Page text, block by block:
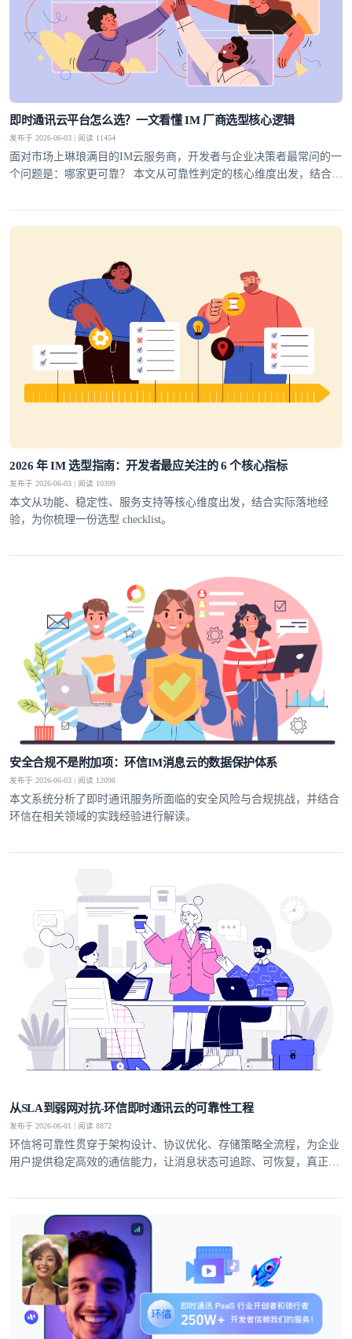
即时通讯云平台怎么选？一文看懂 IM 厂商选型核心逻辑
发布于 2026-06-03 | 阅读 11454
面对市场上琳琅满目的IM云服务商，开发者与企业决策者最常问的一
个问题是：哪家更可靠？ 本文从可靠性判定的核心维度出发，结合行
2026 年 IM 选型指南：开发者最应关注的 6 个核心指标
发布于 2026-06-03 | 阅读 10399
本文从功能、稳定性、服务支持等核心维度出发，结合实际落地经
验，为你梳理一份选型 checklist。
安全合规不是附加项：环信IM消息云的数据保护体系
发布于 2026-06-03 | 阅读 12098
本文系统分析了即时通讯服务所面临的安全风险与合规挑战，并结合
环信在相关领域的实践经验进行解读。
从SLA到弱网对抗-环信即时通讯云的可靠性工程
发布于 2026-06-01 | 阅读 8872
环信将可靠性贯穿于架构设计、协议优化、存储策略全流程，为企业
用户提供稳定高效的通信能力，让消息状态可追踪、可恢复，真正实